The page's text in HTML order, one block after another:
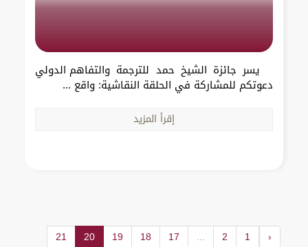
يسر جائزة الشيخ حمد للترجمة والتفاهم الدولي
دعوتكم للمشاركة في الحلقة النقاشية: واقع ...
إقرأ المزيد
‹
1
2
...
17
18
19
20
21